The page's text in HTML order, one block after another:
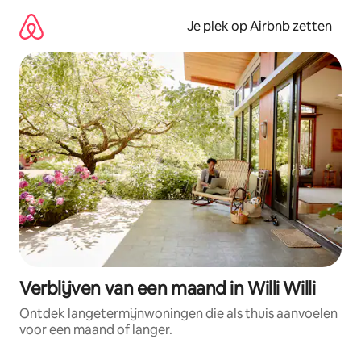
direct
naar
inhoud
Je plek op Airbnb zetten
Verblijven van een maand in Willi Willi
Ontdek langetermijnwoningen die als thuis aanvoelen
voor een maand of langer.